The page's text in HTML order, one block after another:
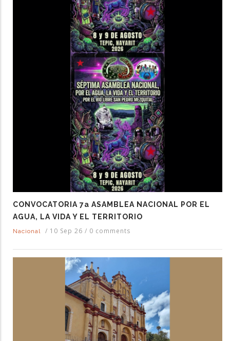
CONVOCATORIA 7a ASAMBLEA NACIONAL POR EL
AGUA, LA VIDA Y EL TERRITORIO
Nacional / 10 Sep 26 / 0 comments